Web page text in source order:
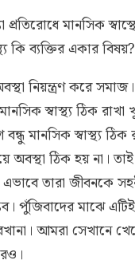
মানসিক
কি ব্যক্তির একার বিষয়?
নিয়ন্ত্রণ করে
স্বাস্থ্য ঠিক
মানসিক স্বাস্থ্য ঠিক
অবস্থা ঠিক হয় না।
তারা জীবনকে
পুঁজিবাদের মাঝে
আমরা সেখানে